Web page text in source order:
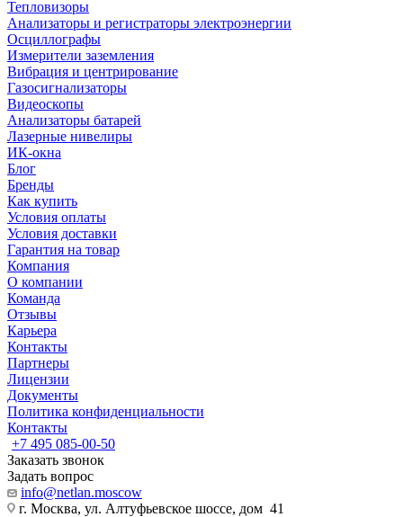
Тепловизоры
Анализаторы и регистраторы электроэнергии
Осциллографы
Измерители заземления
Вибрация и центрирование
Газосигнализаторы
Видеоскопы
Анализаторы батарей
Лазерные нивелиры
ИК-окна
Блог
Бренды
Как купить
Условия оплаты
Условия доставки
Гарантия на товар
Компания
О компании
Команда
Отзывы
Карьера
Контакты
Партнеры
Лицензии
Документы
Политика конфиденциальности
Контакты
+7 495 085-00-50
Заказать звонок
Задать вопрос
info@netlan.moscow
г. Москва, ул. Алтуфьевское шоссе, дом 41